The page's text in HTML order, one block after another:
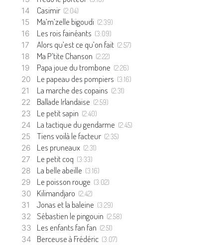
Casimir (2:04)
Ma’m’zelle bigoudi (2:39)
Les rois fainéants (3:09)
Alors qu’est ce qu’on fait (2:57)
Ma P’tite Chanson (2:22)
Papa joue du trombone (2:26)
Le papeau des pompiers (3:16)
La marche des copains (2:31)
Ballade Irlandaise (2:59)
Le petit sapin (2:40)
La tactique du gendarme (2:45)
Tiens voilà le facteur (2:35)
Les pruneaux (2:31)
Le petit coq (3:33)
La belle abeille (3:16)
Le poisson rouge (3:02)
Kilimandjaro (2:42)
Jonas et la baleine (3:29)
Sébastien le pingouin (2:58)
Les enfants fan fan (2:51)
Berceuse à Frédéric (3:07)